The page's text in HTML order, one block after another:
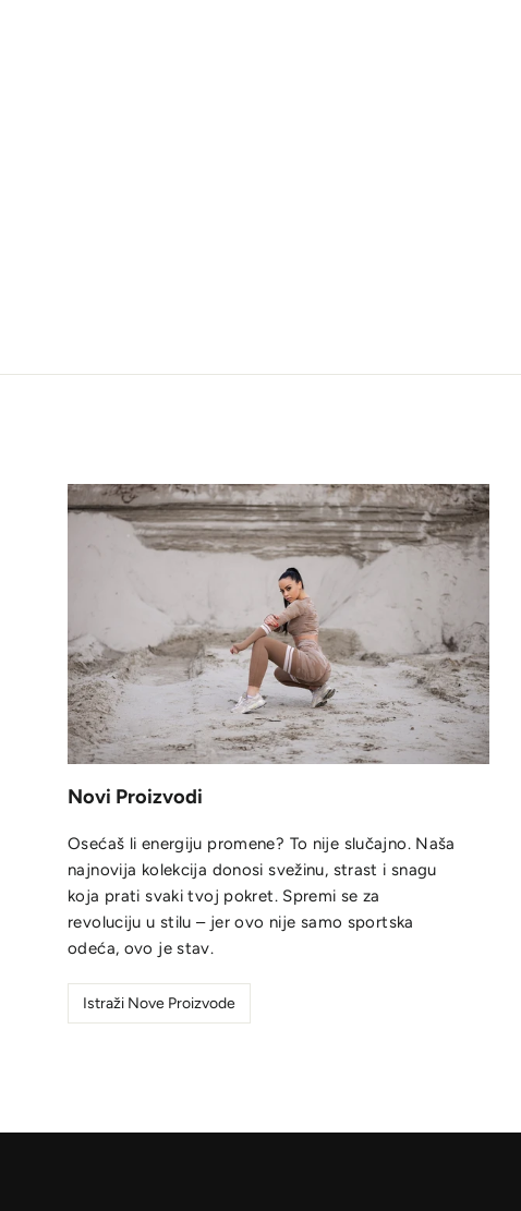
Novi Proizvodi
Osećaš li energiju promene? To nije slučajno. Naša
najnovija kolekcija donosi svežinu, strast i snagu
koja prati svaki tvoj pokret. Spremi se za
revoluciju u stilu – jer ovo nije samo sportska
odeća, ovo je stav.
Istraži Nove Proizvode